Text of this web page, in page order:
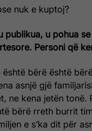
nuk e kuptoj?
publikua, u pohua
Personi që
bërë është
asnjë gjë
ne kena jetën tonë.
bërë rreth burrit
e s’ka dit për